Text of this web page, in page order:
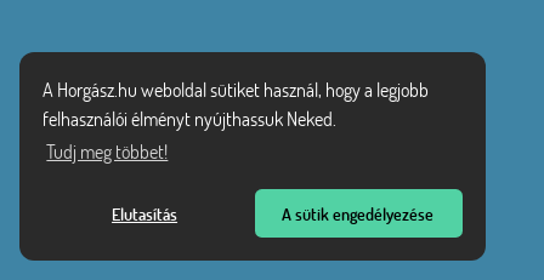
A Horgász.hu weboldal sütiket használ, hogy a legjobb
felhasználói élményt nyújthassuk Neked.
Tudj meg többet!
Elutasítás A sütik engedélyezése